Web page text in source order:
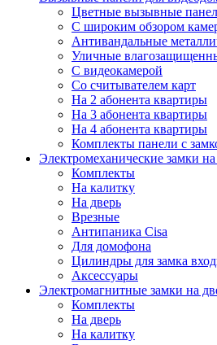
Цветные вызывные
С широким обзором
Антивандальные
Уличные
С видеокамерой
Со считывателем карт
На 2 абонента квартиры
На 3 абонента квартиры
На 4 абонента квартиры
Комплекты панели с
Электромеханические замки
Комплекты
На калитку
На дверь
Врезные
Антипаника Cisa
Для домофона
Цилиндры для замка
Аксессуары
Электромагнитные замки на
Комплекты
На дверь
На калитку